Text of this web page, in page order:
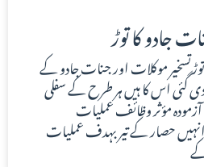
جادو کا توڑ
توڑتسخیر موکلات اور جنات جادو کے
گئی اس کا ہیں ہر طرح کے سفلی
مؤثر وظائف عملیات
حصار کے تیر بہدف عملیات